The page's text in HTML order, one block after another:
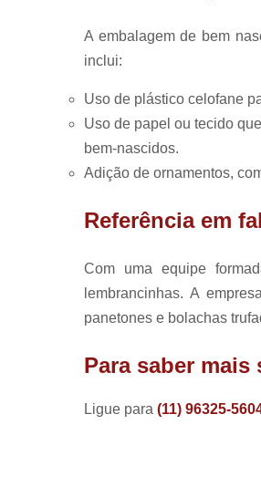
A embalagem de bem
inclui:
Uso de plástico celofane
Uso de papel ou tecido
bem-nascidos.
Adição de ornamentos,
Referência em
Com uma equipe
lembrancinhas. A
panetones e bolachas
Para saber
Ligue para (11) 96325-